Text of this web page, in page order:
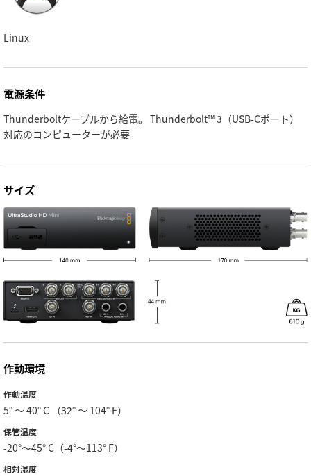
Linux
電源条件
Thunderboltケーブルから給電。 Thunderbolt™ 3（USB-Cポート）
対応のコンピューターが必要
サイズ
作動環境
作動温度
5° 〜 40° C （32° 〜 104° F）
保管温度
-20°〜45° C（-4°〜113° F）
相対湿度